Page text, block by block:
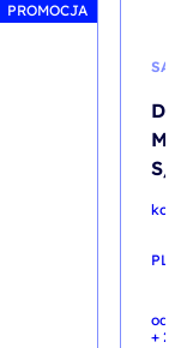
PROMOCJA
PL
od
+